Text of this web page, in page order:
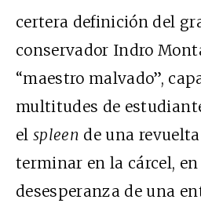
certera definición del
conservador Indro
“maestro malvado”,
multitudes de
elspleen de una
terminar en la cárcel,
desesperanza de una